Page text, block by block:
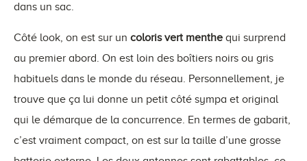
dans un sac.
Côté look, on est sur un coloris vert menthe qui surprend
au premier abord. On est loin des boîtiers noirs ou gris
habituels dans le monde du réseau. Personnellement, je
trouve que ça lui donne un petit côté sympa et original
qui le démarque de la concurrence. En termes de gabarit,
c’est vraiment compact, on est sur la taille d’une grosse